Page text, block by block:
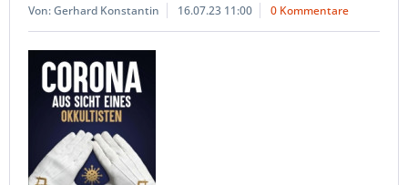
Von: Gerhard Konstantin 16.07.23 11:00 0 Kommentare